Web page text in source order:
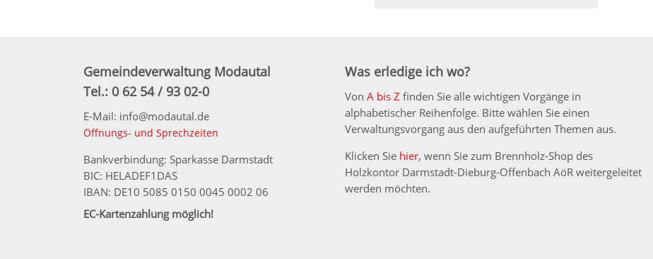
Gemeindeverwaltung Modautal
Tel.: 0 62 54 / 93 02-0
E-Mail: info@modautal.de
Öffnungs- und Sprechzeiten
Bankverbindung: Sparkasse Darmstadt
BIC: HELADEF1DAS
IBAN: DE10 5085 0150 0045 0002 06
EC-Kartenzahlung möglich!
Was erledige ich wo?
Von A bis Z finden Sie alle wichtigen Vorgänge in
alphabetischer Reihenfolge. Bitte wählen Sie einen
Verwaltungsvorgang aus den aufgeführten Themen aus.
Klicken Sie hier, wenn Sie zum Brennholz-Shop des
Holzkontor Darmstadt-Dieburg-Offenbach AöR weitergeleitet
werden möchten.